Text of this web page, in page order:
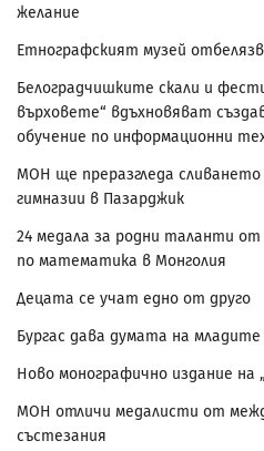
желание
Етнографският музей
Белоградчишките скали и
върховете“ вдъхновяват
обучение по информационни
МОН ще преразгледа
гимназии в Пазарджик
24 медала за родни таланти
по математика в Монголия
Децата се учат едно от друго
Бургас дава думата на младите
Ново монографично издание на
МОН отличи медалисти от
състезания